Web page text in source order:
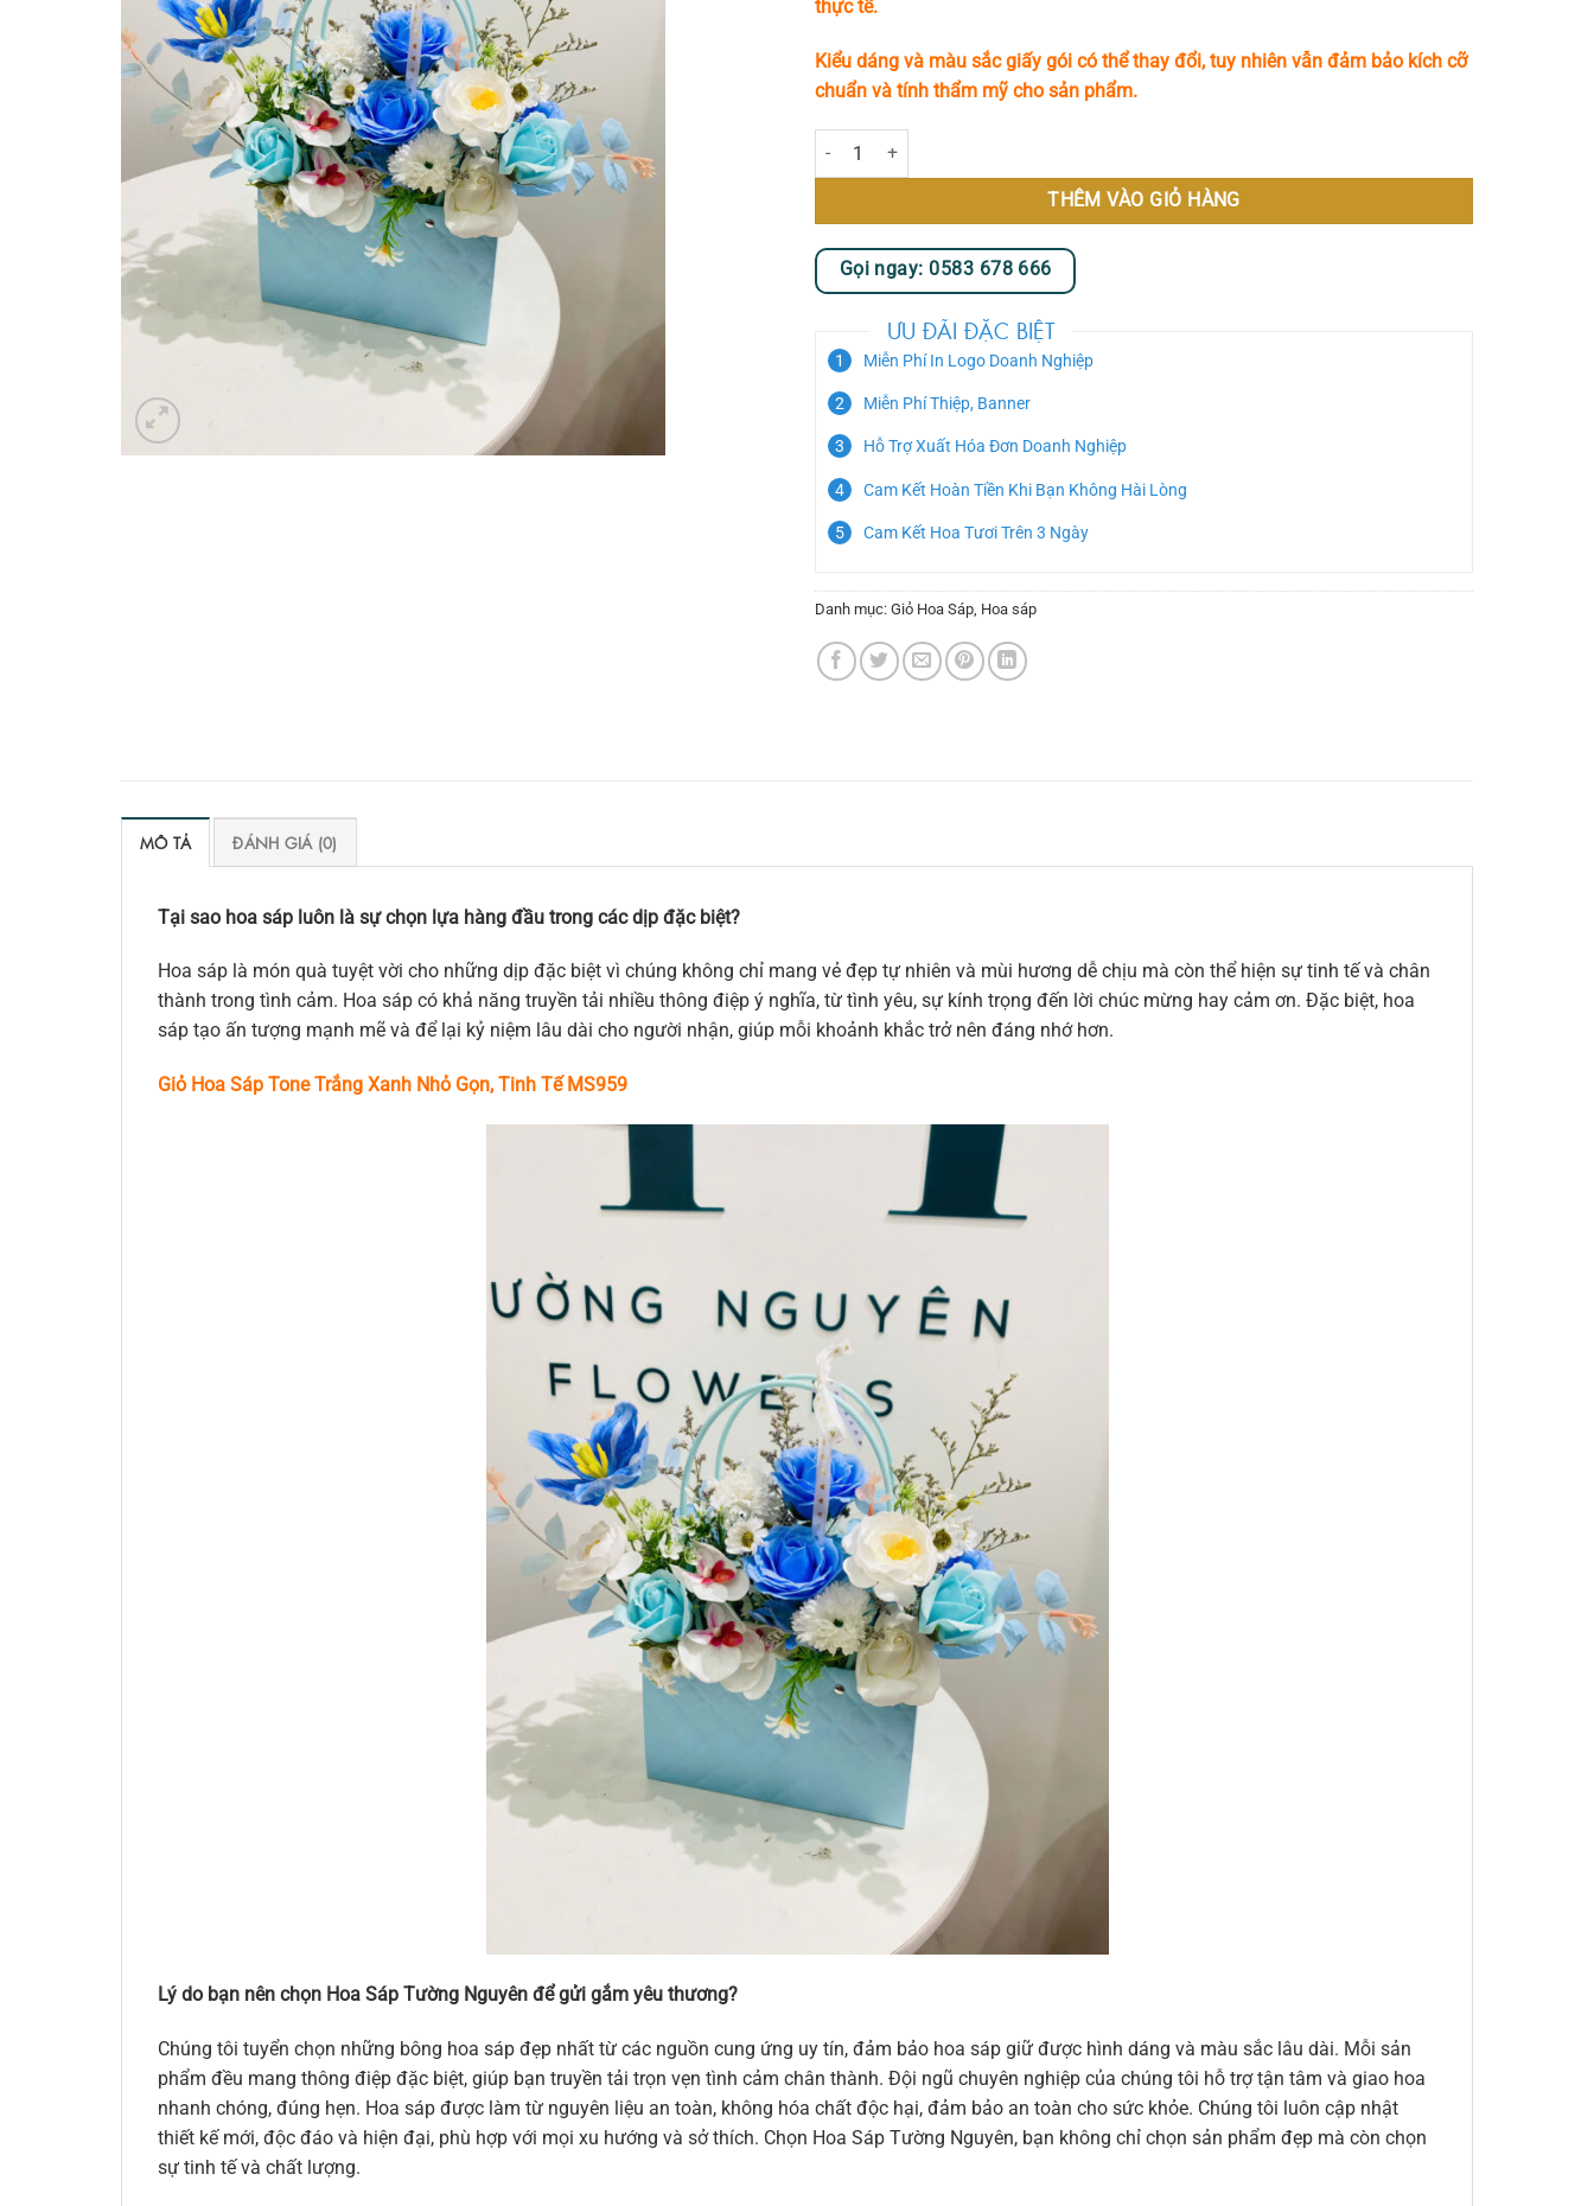
thực tế.
Kiểu dáng và màu sắc giấy gói có thể thay đổi, tuy nhiên vẫn đảm bảo kích cỡ
chuẩn và tính thẩm mỹ cho sản phẩm.
Giỏ Hoa Sáp Tone Trắng Xanh Nhỏ Gọn, Tinh Tế MS959 số lượng
THÊM VÀO GIỎ HÀNG
Gọi ngay: 0583 678 666
ƯU ĐÃI ĐẶC BIỆT
Miễn Phí In Logo Doanh Nghiệp
Miễn Phí Thiệp, Banner
Hỗ Trợ Xuất Hóa Đơn Doanh Nghiệp
Cam Kết Hoàn Tiền Khi Bạn Không Hài Lòng
Cam Kết Hoa Tươi Trên 3 Ngày
Danh mục: Giỏ Hoa Sáp Hoa sáp
MÔ TẢ ĐÁNH GIÁ (0)
Tại sao hoa sáp luôn là sự chọn lựa hàng đầu trong các dịp đặc biệt?
Hoa sáp là món quà tuyệt vời cho những dịp đặc biệt vì chúng không chỉ mang vẻ đẹp tự nhiên và mùi hương dễ chịu mà còn thể hiện sự tinh tế và chân
thành trong tình cảm. Hoa sáp có khả năng truyền tải nhiều thông điệp ý nghĩa, từ tình yêu, sự kính trọng đến lời chúc mừng hay cảm ơn. Đặc biệt, hoa
sáp tạo ấn tượng mạnh mẽ và để lại kỷ niệm lâu dài cho người nhận, giúp mỗi khoảnh khắc trở nên đáng nhớ hơn.
Giỏ Hoa Sáp Tone Trắng Xanh Nhỏ Gọn, Tinh Tế MS959
Lý do bạn nên chọn Hoa Sáp Tường Nguyên để gửi gắm yêu thương?
Chúng tôi tuyển chọn những bông hoa sáp đẹp nhất từ các nguồn cung ứng uy tín, đảm bảo hoa sáp giữ được hình dáng và màu sắc lâu dài. Mỗi sản
phẩm đều mang thông điệp đặc biệt, giúp bạn truyền tải trọn vẹn tình cảm chân thành. Đội ngũ chuyên nghiệp của chúng tôi hỗ trợ tận tâm và giao hoa
nhanh chóng, đúng hẹn. Hoa sáp được làm từ nguyên liệu an toàn, không hóa chất độc hại, đảm bảo an toàn cho sức khỏe. Chúng tôi luôn cập nhật
thiết kế mới, độc đáo và hiện đại, phù hợp với mọi xu hướng và sở thích. Chọn Hoa Sáp Tường Nguyên, bạn không chỉ chọn sản phẩm đẹp mà còn chọn
sự tinh tế và chất lượng.